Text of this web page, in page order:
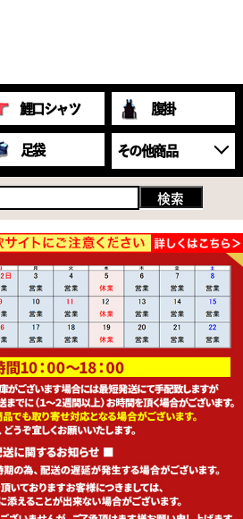
鯉口シャツ 腹掛
足袋 その他商品